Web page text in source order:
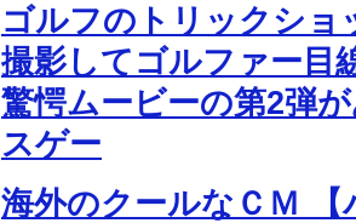
ゴルフのトリックショ
撮影してゴルファー目
驚愕ムービーの第2弾
スゲー
海外のクールなＣＭ 【